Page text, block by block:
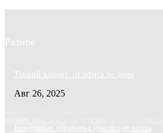
Разное
Тонкий клиент: от офиса до дома
Авг 26, 2025
Безопасная обработка участка от крота